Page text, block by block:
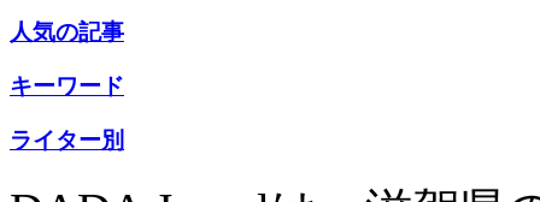
人気の記事
キーワード
ライター別